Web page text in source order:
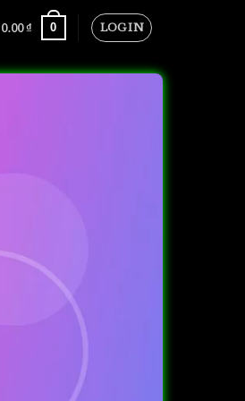
0.00₫ 0 LOGIN